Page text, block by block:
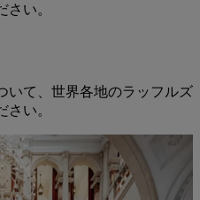
い。
いて、世界各地のラッフルズ
い。